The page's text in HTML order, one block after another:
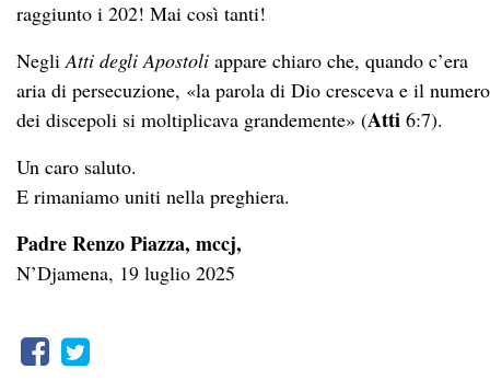
raggiunto i 202! Mai così tanti!
NegliAtti degli Apostoli appare chiaro che, quando c’era
aria di persecuzione, «la parola di Dio cresceva e il numero
dei discepoli si moltiplicava grandemente» (Atti 6:7).
Un caro saluto.
E rimaniamo uniti nella preghiera.
Padre Renzo Piazza, mccj,
N’Djamena, 19 luglio 2025